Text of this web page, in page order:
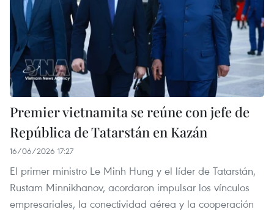
Premier vietnamita se reúne con jefe de
República de Tatarstán en Kazán
16/06/2026 17:27
El primer ministro Le Minh Hung y el líder de Tatarstán,
Rustam Minnikhanov, acordaron impulsar los vínculos
empresariales, la conectividad aérea y la cooperación